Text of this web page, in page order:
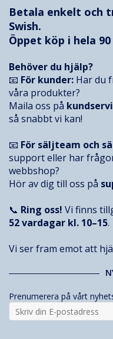
Betala enkelt och
Swish.
Öppet köp i hela
Behöver du hjälp?
📧 För kunder: Har du
våra produkter?
Maila oss på
så snabbt vi kan!
📧 För säljteam och
support eller har
webbshop?
Hör av dig till oss på
📞 Ring oss! Vi finns
52vardagar kl. 10–15.
Vi ser fram emot att
Prenumerera på vårt